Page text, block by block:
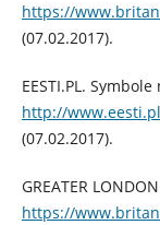
https://
(07.02.2017).
EESTI.PL.
http://
(07.02.2017).
GREATER
https://